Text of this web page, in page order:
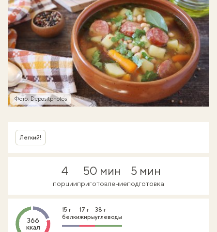
Фото: Depositphotos
Легкий!
4
порции
50 мин
приготовление
5 мин
подготовка
366
ккал
15 г
белки
17 г
жиры
38 г
углеводы